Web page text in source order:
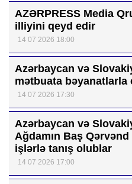
AZƏRPRESS Media
illiyini qeyd edir
14 07 2026 18:00
Azərbaycan və
mətbuata bəyanatlarla
14 07 2026 17:30
Azərbaycan və
Ağdamın Baş
işlərlə tanış olublar
14 07 2026 17:00